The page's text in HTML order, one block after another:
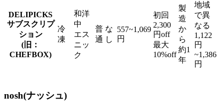
DELIPICKS
サブスクリプ
ション
(旧：
CHEFBOX)
冷
凍
和洋
中
エス
ニッ
ク
普
通
な
し
557~1,069
円
初回
2,300
円off
最大
10%off
製
造
か
ら
約1
年
地域
で異
なる
1,122
円
~1,386
円
nosh(ナッシュ)